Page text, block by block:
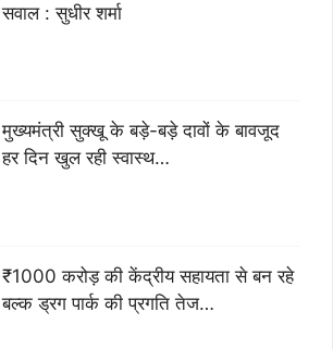
सवाल : सुधीर शर्मा
मुख्यमंत्री सुक्खू के बड़े-बड़े दावों के बावजूद
हर दिन खुल रही स्वास्थ…
₹1000 करोड़ की केंद्रीय सहायता से बन रहे
बल्क ड्रग पार्क की प्रगति तेज…